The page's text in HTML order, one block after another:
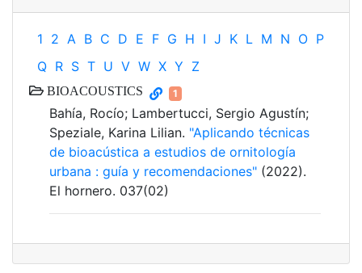
1 2 A B C D E F G H I J K L M N O P
Q R S T U V W X Y Z
BIOACOUSTICS 1
Bahía, Rocío; Lambertucci, Sergio Agustín;
Speziale, Karina Lilian. "Aplicando técnicas
de bioacústica a estudios de ornitología
urbana : guía y recomendaciones" (2022).
El hornero. 037(02)